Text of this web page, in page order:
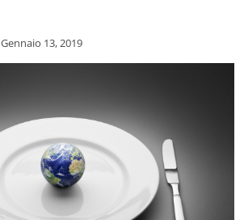
Gennaio 13, 2019